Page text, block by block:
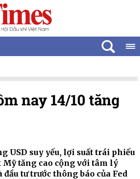
nay 14/10 tăng
USD suy yếu, lợi suất trái phiếu
tăng cao cộng với tâm lý
tư trước thông báo của Fed